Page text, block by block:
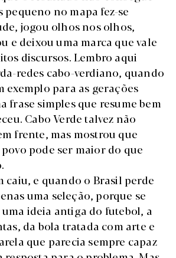
pequeno no mapa fez-se
jogou olhos nos olhos,
e deixou uma marca que vale
discursos. Lembro aqui
redes cabo-verdiano, quando
exemplo para as gerações
frase simples que resume bem
Cabo Verde talvez não
frente, mas mostrou que
pode ser maior do que
caiu, e quando o Brasil perde
uma seleção, porque se
ideia antiga do futebol, a
da bola tratada com arte e
que parecia sempre capaz